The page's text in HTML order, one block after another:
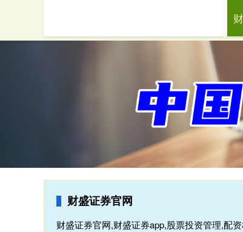
财盛证券官网
财盛证券官网,财盛证券app,股票投资管理,配